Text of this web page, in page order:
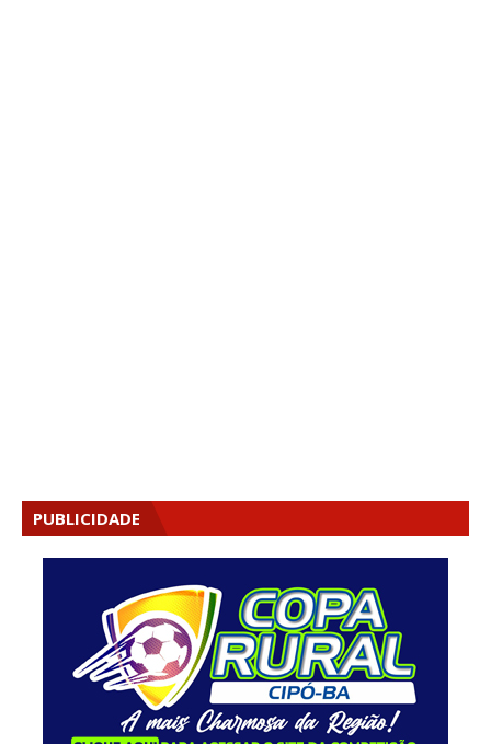
PUBLICIDADE